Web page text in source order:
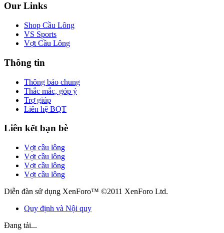
Our Links
Shop Cầu Lông
VS Sports
Vợt Cầu Lông
Thông tin
Thông báo chung
Thắc mắc, góp ý
Trợ giúp
Liên hệ BQT
Liên kết bạn bè
Vợt cầu lông
Vợt cầu lông
Vợt cầu lông
Vợt cầu lông
Diễn đàn sử dụng XenForo™ ©2011 XenForo Ltd.
Quy định và Nội quy
Đang tải...